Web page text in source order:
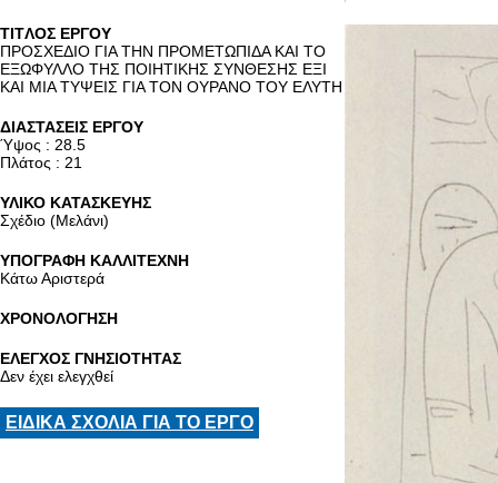
TITΛΟΣ ΕΡΓΟΥ
ΠΡΟΣΧΕΔΙΟ ΓΙΑ ΤΗΝ ΠΡΟΜΕΤΩΠΙΔΑ ΚΑΙ ΤΟ
ΕΞΩΦΥΛΛΟ ΤΗΣ ΠΟΙΗΤΙΚΗΣ ΣΥΝΘΕΣΗΣ ΕΞΙ
ΚΑΙ ΜΙΑ ΤΥΨΕΙΣ ΓΙΑ ΤΟΝ ΟΥΡΑΝΟ ΤΟΥ ΕΛΥΤΗ
ΔΙΑΣΤΑΣΕΙΣ ΕΡΓΟΥ
Ύψος : 28.5
Πλάτος : 21
ΥΛΙΚΟ ΚΑΤΑΣΚΕΥΗΣ
Σχέδιο (Μελάνι)
ΥΠΟΓΡΑΦΗ ΚΑΛΛΙΤΕΧΝΗ
Κάτω Αριστερά
ΧΡΟΝΟΛΟΓΗΣΗ
ΕΛΕΓΧΟΣ ΓΝΗΣΙΟΤΗΤΑΣ
Δεν έχει ελεγχθεί
ΕΙΔΙΚΑ ΣΧΟΛΙΑ ΓΙΑ ΤΟ ΕΡΓΟ